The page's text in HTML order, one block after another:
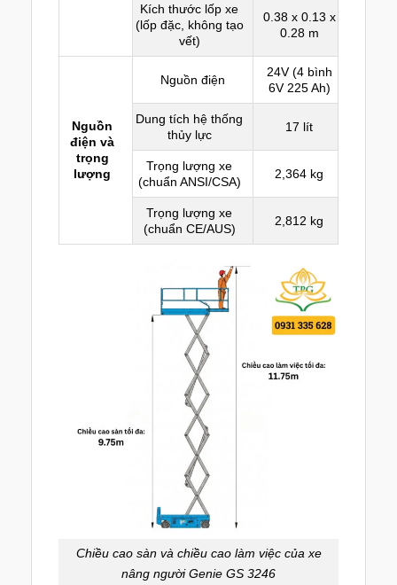
Kích thước lốp xe
(lốp đặc, không tạo
vết)
0.38 x 0.13 x
0.28 m
Nguồn
điện và
trọng
lượng
Nguồn điện
24V (4 bình
6V 225 Ah)
Dung tích hệ thống
thủy lực
17 lít
Trọng lượng xe
(chuẩn ANSI/CSA)
2,364 kg
Trọng lượng xe
(chuẩn CE/AUS)
2,812 kg
Chiều cao sàn và chiều cao làm việc của xe
nâng người Genie GS 3246